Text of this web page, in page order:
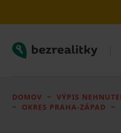
Bezrealitky
DOMOV VÝPIS
OKRES PRAHA-ZÁPAD